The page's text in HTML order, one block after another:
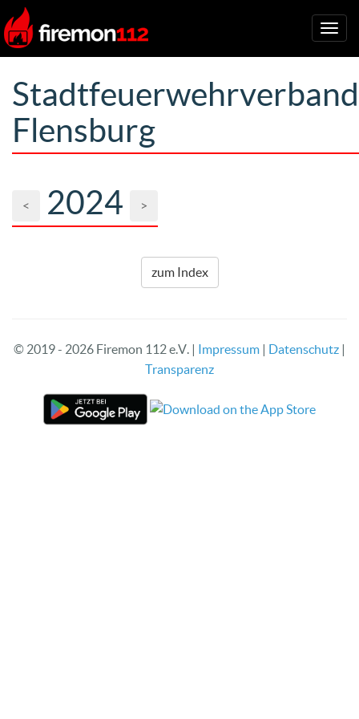
Stadtfeuerwehrverband
Flensburg
< 2024 >
zum Index
© 2019 - 2026 Firemon 112 e.V. | Impressum | Datenschutz |
Transparenz